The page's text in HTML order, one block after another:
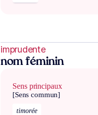
imprudente
nom féminin
Sens principaux
[Sens commun]
timorée